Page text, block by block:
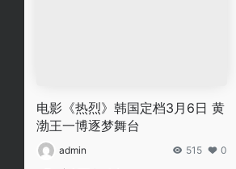
电影《热烈》韩国定档3月6日 黄
渤王一博逐梦舞台
admin 515 0